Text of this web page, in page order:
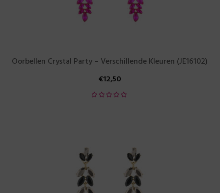
Oorbellen Crystal Party – Verschillende Kleuren (JE16102)
€12,50